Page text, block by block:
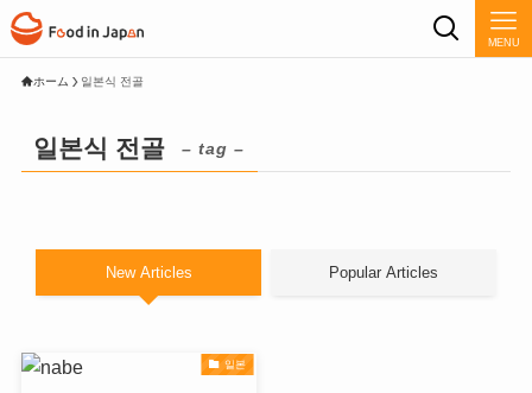
MENU
ホーム 일본식 전골
일본식 전골 – tag –
New Articles Popular Articles
일본